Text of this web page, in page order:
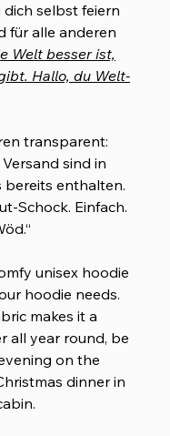
selbst feiern
für alle anderen
Welt besser ist,
Hallo, du Welt-
transparent:
sind in
bereits enthalten.
Schock. Einfach.
unisex hoodie
hoodie needs.
makes it a
all year round, be
on the
dinner in